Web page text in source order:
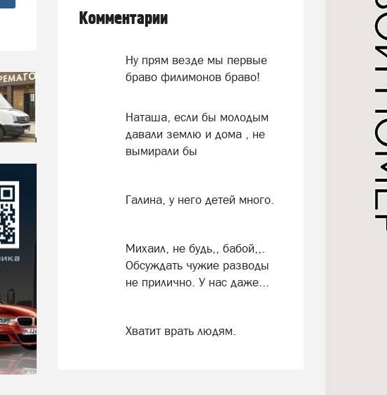
Комментарии
Ну прям везде мы первые
браво филимонов браво!
Наташа, если бы молодым
давали землю и дома , не
вымирали бы
Галина, у него детей много.
Михаил, не будь,, бабой,,.
Обсуждать чужие разводы
не прилично. У нас даже...
Хватит врать людям.